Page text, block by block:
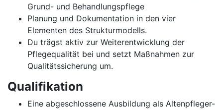
Grund- und Behandlungspflege
Planung und Dokumentation in den vier
Elementen des Strukturmodells.
Du trägst aktiv zur Weiterentwicklung der
Pflegequalität bei und setzt Maßnahmen zur
Qualitätssicherung um.
Qualifikation
Eine abgeschlossene Ausbildung als Altenpfleger-